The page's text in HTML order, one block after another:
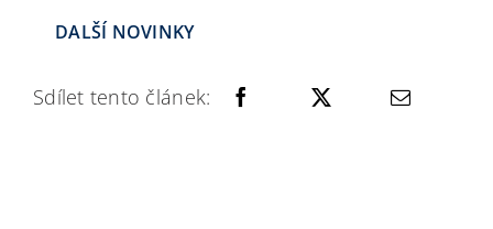
DALŠÍ NOVINKY
Sdílet tento článek: